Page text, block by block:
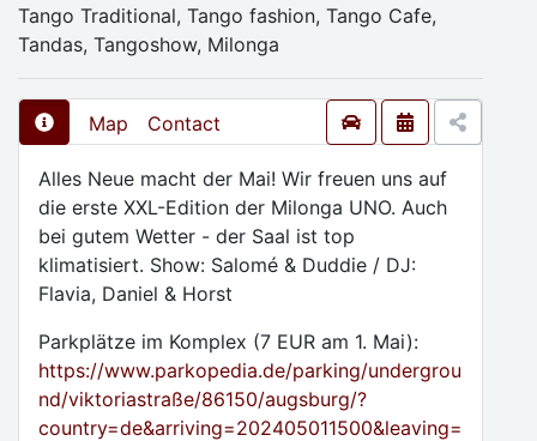
Tango Traditional, Tango fashion, Tango Cafe,
Tandas, Tangoshow, Milonga
Map Contact
Alles Neue macht der Mai! Wir freuen uns auf
die erste XXL-Edition der Milonga UNO. Auch
bei gutem Wetter - der Saal ist top
klimatisiert. Show: Salomé & Duddie / DJ:
Flavia, Daniel & Horst
Parkplätze im Komplex (7 EUR am 1. Mai):
https://www.parkopedia.de/parking/undergrou
nd/viktoriastraße/86150/augsburg/?
country=de&arriving=202405011500&leaving=